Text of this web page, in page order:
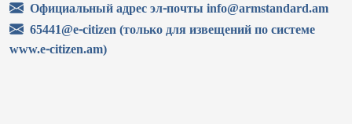
Официальный адрес эл-почты info@armstandard.am
65441@e-citizen (только для извещений по системе
www.e-citizen.am)